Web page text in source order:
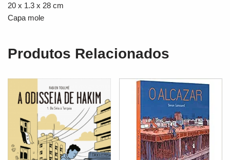
20 x 1.3 x 28 cm
Capa mole
Produtos Relacionados